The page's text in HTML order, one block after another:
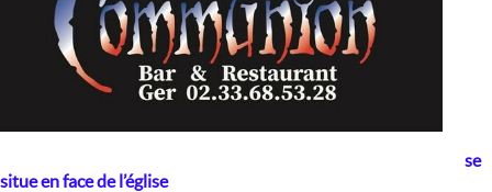
se
situe en face de l’église